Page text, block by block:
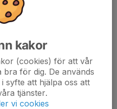
kakor
(cookies) för att vår
för dig. De används
syfte att hjälpa oss att
tjänster.
vi cookies